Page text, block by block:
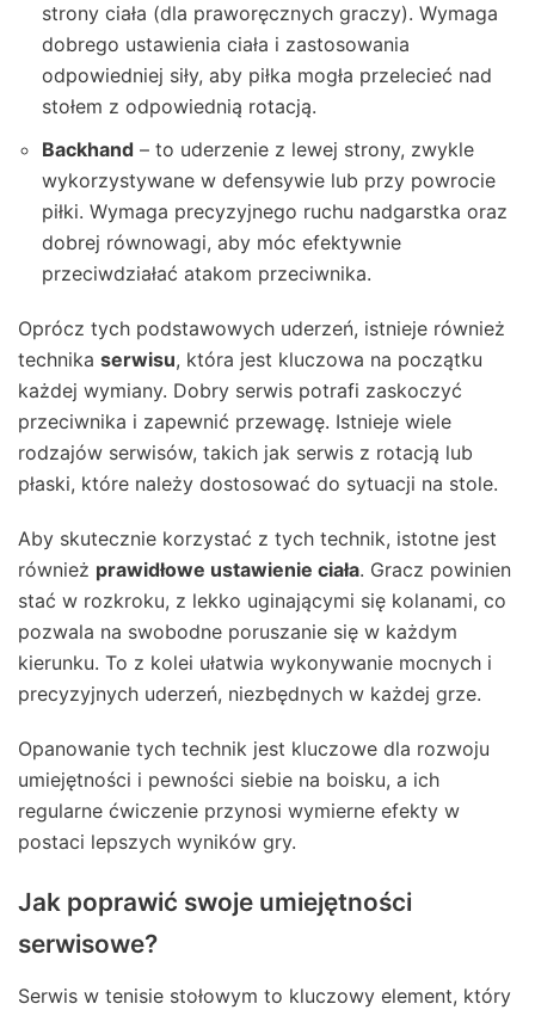
strony ciała (dla praworęcznych graczy). Wymaga
dobrego ustawienia ciała i zastosowania
odpowiedniej siły, aby piłka mogła przelecieć nad
stołem z odpowiednią rotacją.
Backhand – to uderzenie z lewej strony, zwykle
wykorzystywane w defensywie lub przy powrocie
piłki. Wymaga precyzyjnego ruchu nadgarstka oraz
dobrej równowagi, aby móc efektywnie
przeciwdziałać atakom przeciwnika.
Oprócz tych podstawowych uderzeń, istnieje również
technika serwisu, która jest kluczowa na początku
każdej wymiany. Dobry serwis potrafi zaskoczyć
przeciwnika i zapewnić przewagę. Istnieje wiele
rodzajów serwisów, takich jak serwis z rotacją lub
płaski, które należy dostosować do sytuacji na stole.
Aby skutecznie korzystać z tych technik, istotne jest
również prawidłowe ustawienie ciała. Gracz powinien
stać w rozkroku, z lekko uginającymi się kolanami, co
pozwala na swobodne poruszanie się w każdym
kierunku. To z kolei ułatwia wykonywanie mocnych i
precyzyjnych uderzeń, niezbędnych w każdej grze.
Opanowanie tych technik jest kluczowe dla rozwoju
umiejętności i pewności siebie na boisku, a ich
regularne ćwiczenie przynosi wymierne efekty w
postaci lepszych wyników gry.
Jak poprawić swoje umiejętności
serwisowe?
Serwis w tenisie stołowym to kluczowy element, który